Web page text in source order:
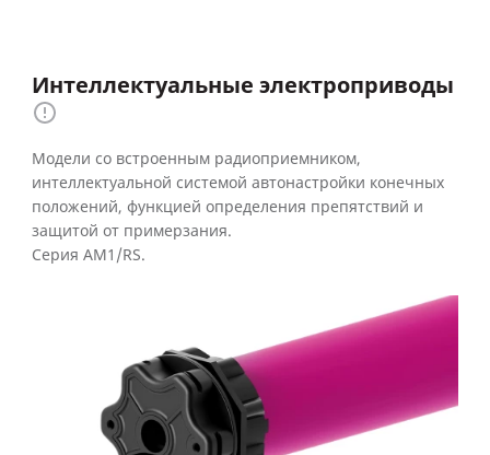
Интеллектуальные электроприводы
Модели со встроенным радиоприемником,
интеллектуальной системой автонастройки конечных
положений, функцией определения препятствий и
защитой от примерзания.
Серия АМ1/RS.